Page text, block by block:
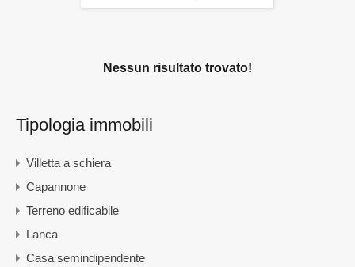
Nessun risultato trovato!
Tipologia immobili
Villetta a schiera
Capannone
Terreno edificabile
Lanca
Casa semindipendente